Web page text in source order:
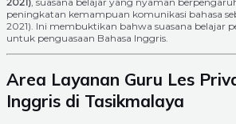
peningkatan kemampuan komunikasi bahasa
2021). Ini membuktikan bahwa suasana belajar
untuk penguasaan Bahasa Inggris.
Area Layanan Guru Les
Inggris di Tasikmalaya